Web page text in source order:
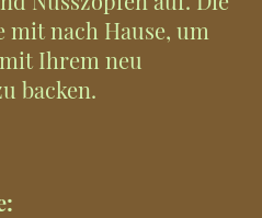
mit nach Hause, um
Ihrem neu
backen.